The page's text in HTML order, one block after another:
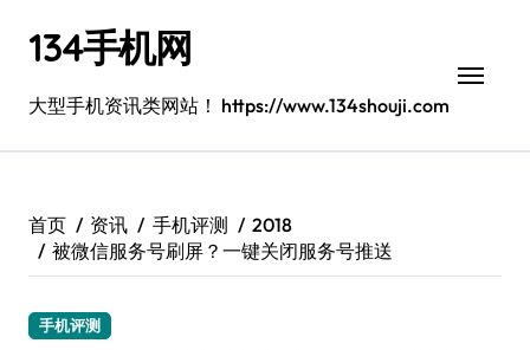
134手机网
大型手机资讯类网站！ https://www.134shouji.com
首页 资讯 手机评测
2018
被微信服务号刷屏？一键关闭服务号推送
手机评测